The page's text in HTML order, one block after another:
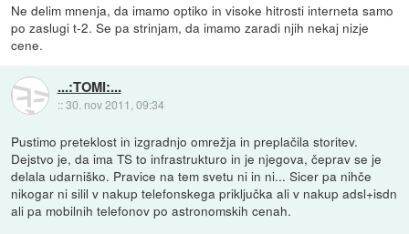
Ne delim mnenja, da imamo optiko in visoke hitrosti interneta samo
po zaslugi t-2. Se pa strinjam, da imamo zaradi njih nekaj nizje
cene.
...:TOMI:...
::30. nov 2011, 09:34
Pustimo preteklost in izgradnjo omrežja in preplačila storitev.
Dejstvo je, da ima TS to infrastrukturo in je njegova, čeprav se je
delala udarniško. Pravice na tem svetu ni in ni... Sicer pa nihče
nikogar ni silil v nakup telefonskega priključka ali v nakup adsl+isdn
ali pa mobilnih telefonov po astronomskih cenah.